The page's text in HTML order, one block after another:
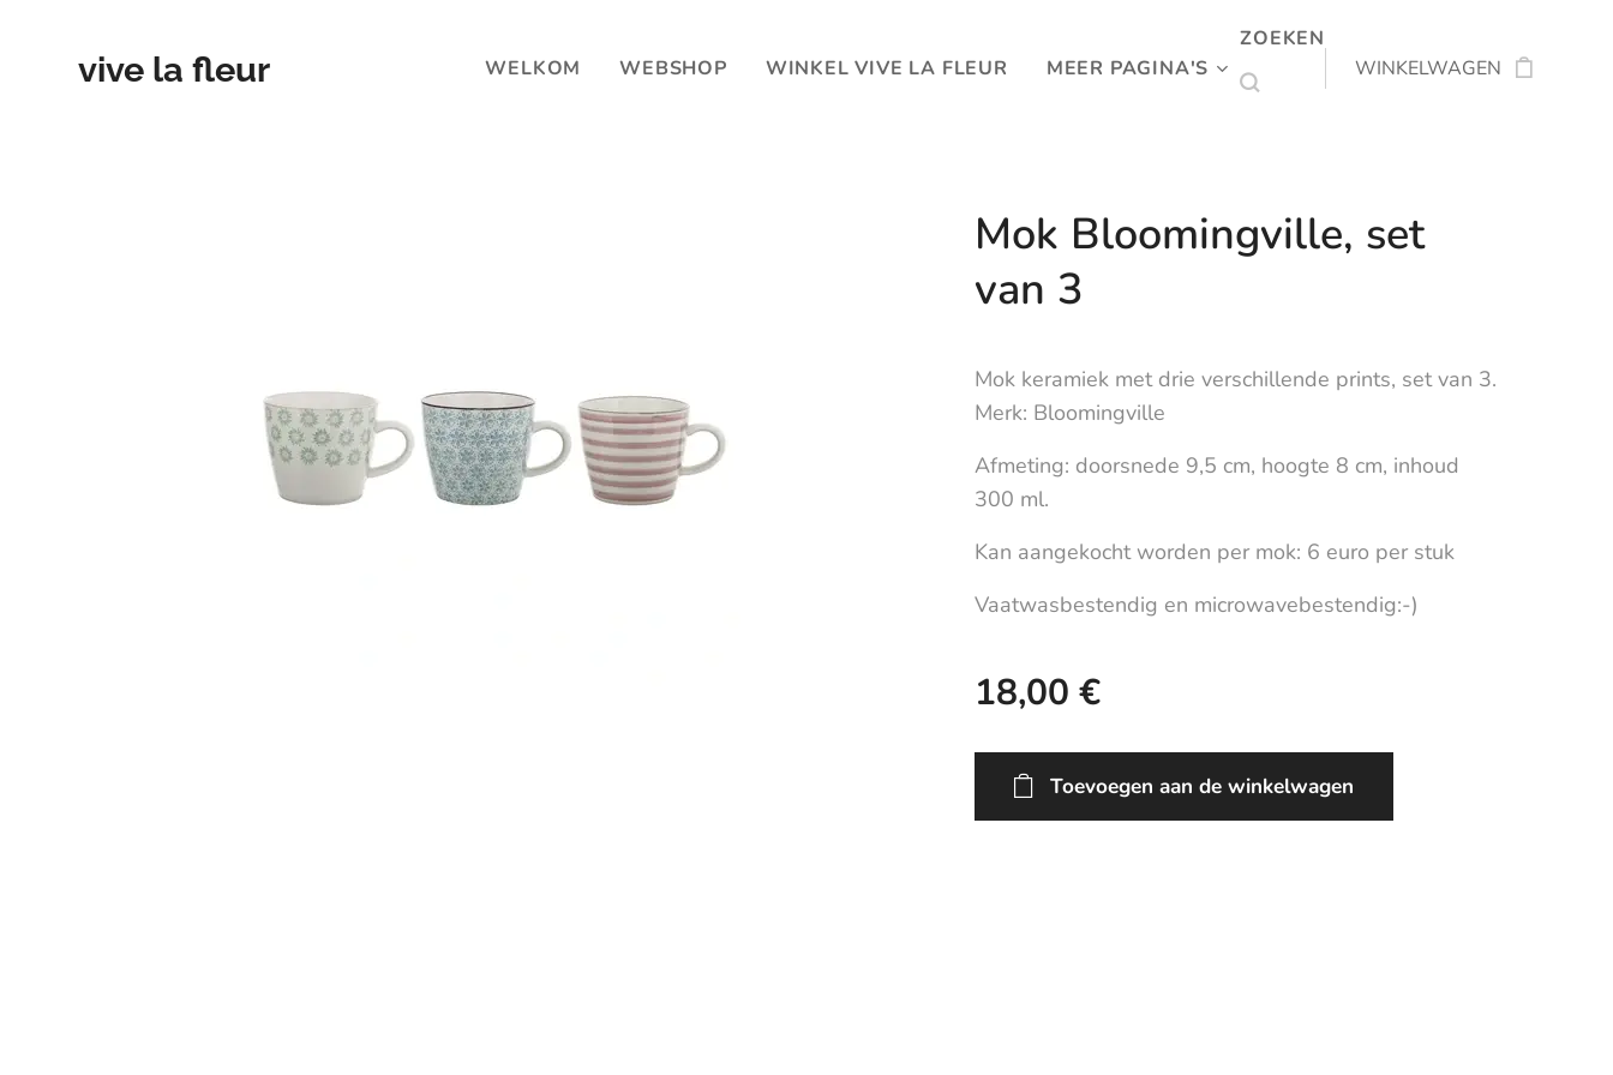
vive la fleur WELKOM WEBSHOP WINKEL VIVE LA FLEUR MEER PAGINA'S
ZOEKEN
WINKELWAGEN
Mok Bloomingville, set
van 3
Mok keramiek met drie verschillende prints, set van 3.
Merk: Bloomingville
Afmeting: doorsnede 9,5 cm, hoogte 8 cm, inhoud
300 ml.
Kan aangekocht worden per mok: 6 euro per stuk
Vaatwasbestendig en microwavebestendig:-)
18,00 €
Toevoegen aan de winkelwagen